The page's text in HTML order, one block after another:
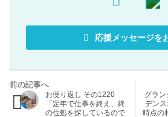
応援メッセージを
お便り返し その1220
「定年で仕事を終え、終
の住処を探しているので
グラン
デン
時点の